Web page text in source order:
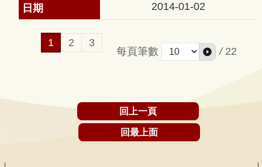
2014-01-02
1 2 3
每頁筆數 / 22
回上一頁
回最上面